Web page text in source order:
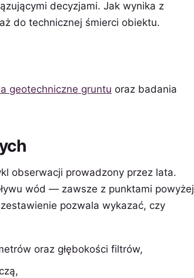
decyzjami. Jak wynika z
do technicznej śmierci obiektu.
geotechniczne gruntu oraz badania
obserwacji prowadzony przez lata.
wód — zawsze z punktami powyżej
pozwala wykazać, czy
oraz głębokości filtrów,